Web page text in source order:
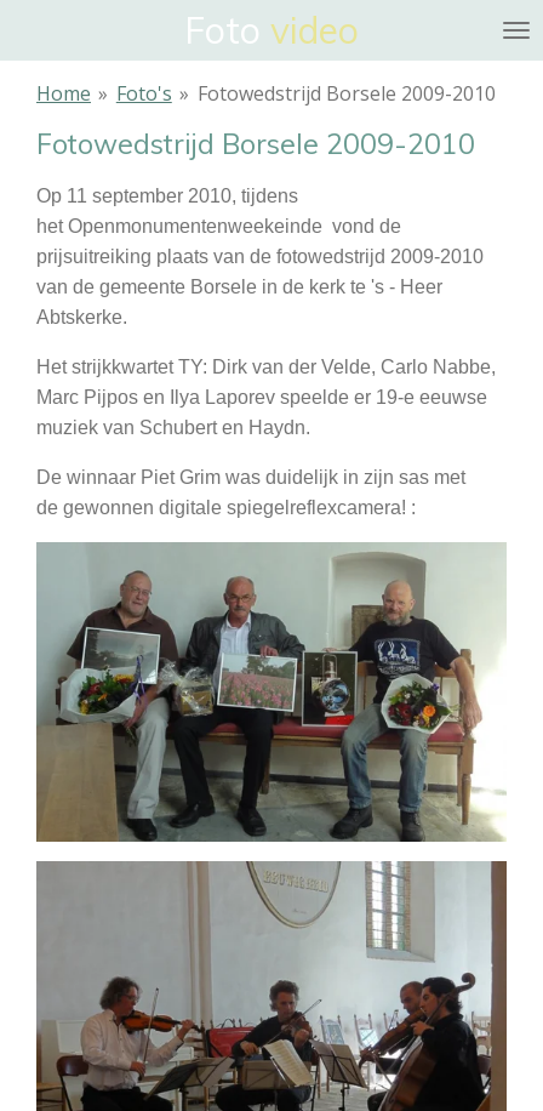
naar
hoofdinhoud
Foto video
Home » Foto's » Fotowedstrijd Borsele 2009-2010
Fotowedstrijd Borsele 2009-2010
Op 11 september 2010, tijdens
het Openmonumentenweekeinde vond de
prijsuitreiking plaats van de fotowedstrijd 2009-2010
van de gemeente Borsele in de kerk te 's - Heer
Abtskerke.
Het strijkkwartet TY: Dirk van der Velde, Carlo Nabbe,
Marc Pijpos en Ilya Laporev speelde er 19-e eeuwse
muziek van Schubert en Haydn.
De winnaar Piet Grim was duidelijk in zijn sas met
de gewonnen digitale spiegelreflexcamera! :